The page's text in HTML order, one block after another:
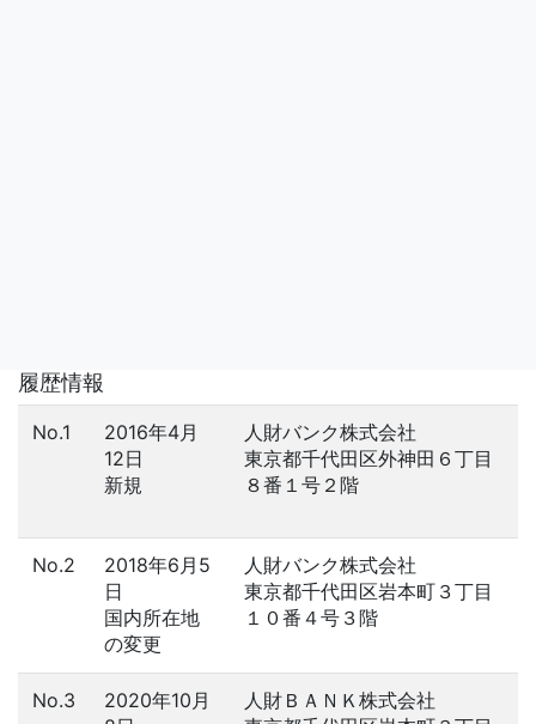
履歴情報
No.1
2016年4月
12日
新規
人財バンク株式会社
東京都千代田区外神田６丁目
８番１号２階
No.2
2018年6月5
日
国内所在地
の変更
人財バンク株式会社
東京都千代田区岩本町３丁目
１０番４号３階
No.3
2020年10月
人財ＢＡＮＫ株式会社